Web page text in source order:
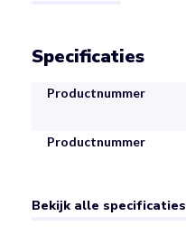
Specificaties
Productnummer
Productnummer
Bekijk alle specificaties